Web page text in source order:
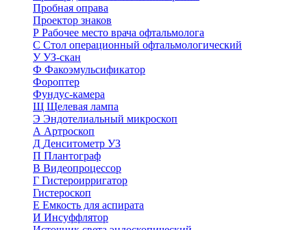
Пробная оправа
Проектор знаков
Р Рабочее место врача офтальмолога
С Стол операционный офтальмологический
УУЗ-скан
Ф Факоэмульсификатор
Фороптер
Фундус-камера
Щ Щелевая лампа
Э Эндотелиальный микроскоп
А Артроскоп
Д Денситометр УЗ
П Плантограф
В Видеопроцессор
Г Гистероирригатор
Гистероскоп
Е Емкость для аспирата
И Инсуффлятор